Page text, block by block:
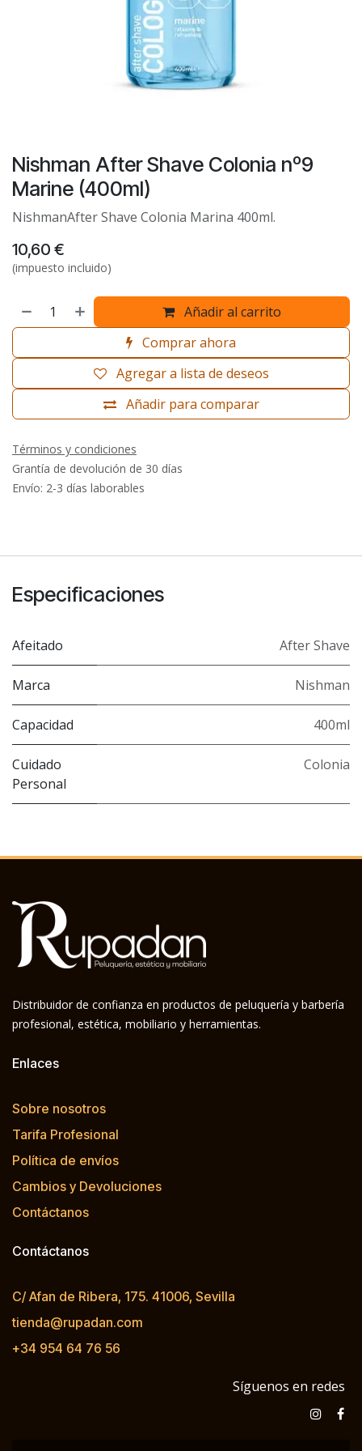
Nishman After Shave Colonia nº9
Marine (400ml)
NishmanAfter Shave Colonia Marina 400ml.
10,60 €
(impuesto incluido)
Añadir al carrito
Comprar ahora
Añadir para comparar
Agregar a lista de deseos
Términos y condiciones
Grantía de devolución de 30 días
Envío: 2-3 días laborables
Especificaciones
Afeitado After Shave
Marca Nishman
Capacidad 400ml
Cuidado
Personal
Colonia
Distribuidor de confianza en productos de peluquería y barbería
profesional, estética, mobiliario y herramientas.
Enlaces
Sobre nosotros
Tarifa Profesional
Política de envíos
Cambios y Devoluciones
Contáctanos
Contáctanos
C/ Afan de Ribera, 175. 41006, Sevilla
tienda@rupadan.com
+34 954 64 76 56
Síguenos en redes